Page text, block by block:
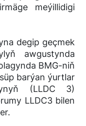
meýillidigi
degip geçmek
awgustynda
BMG-niň
barýan ýurtlar
(LLDC 3)
LLDC3 bilen